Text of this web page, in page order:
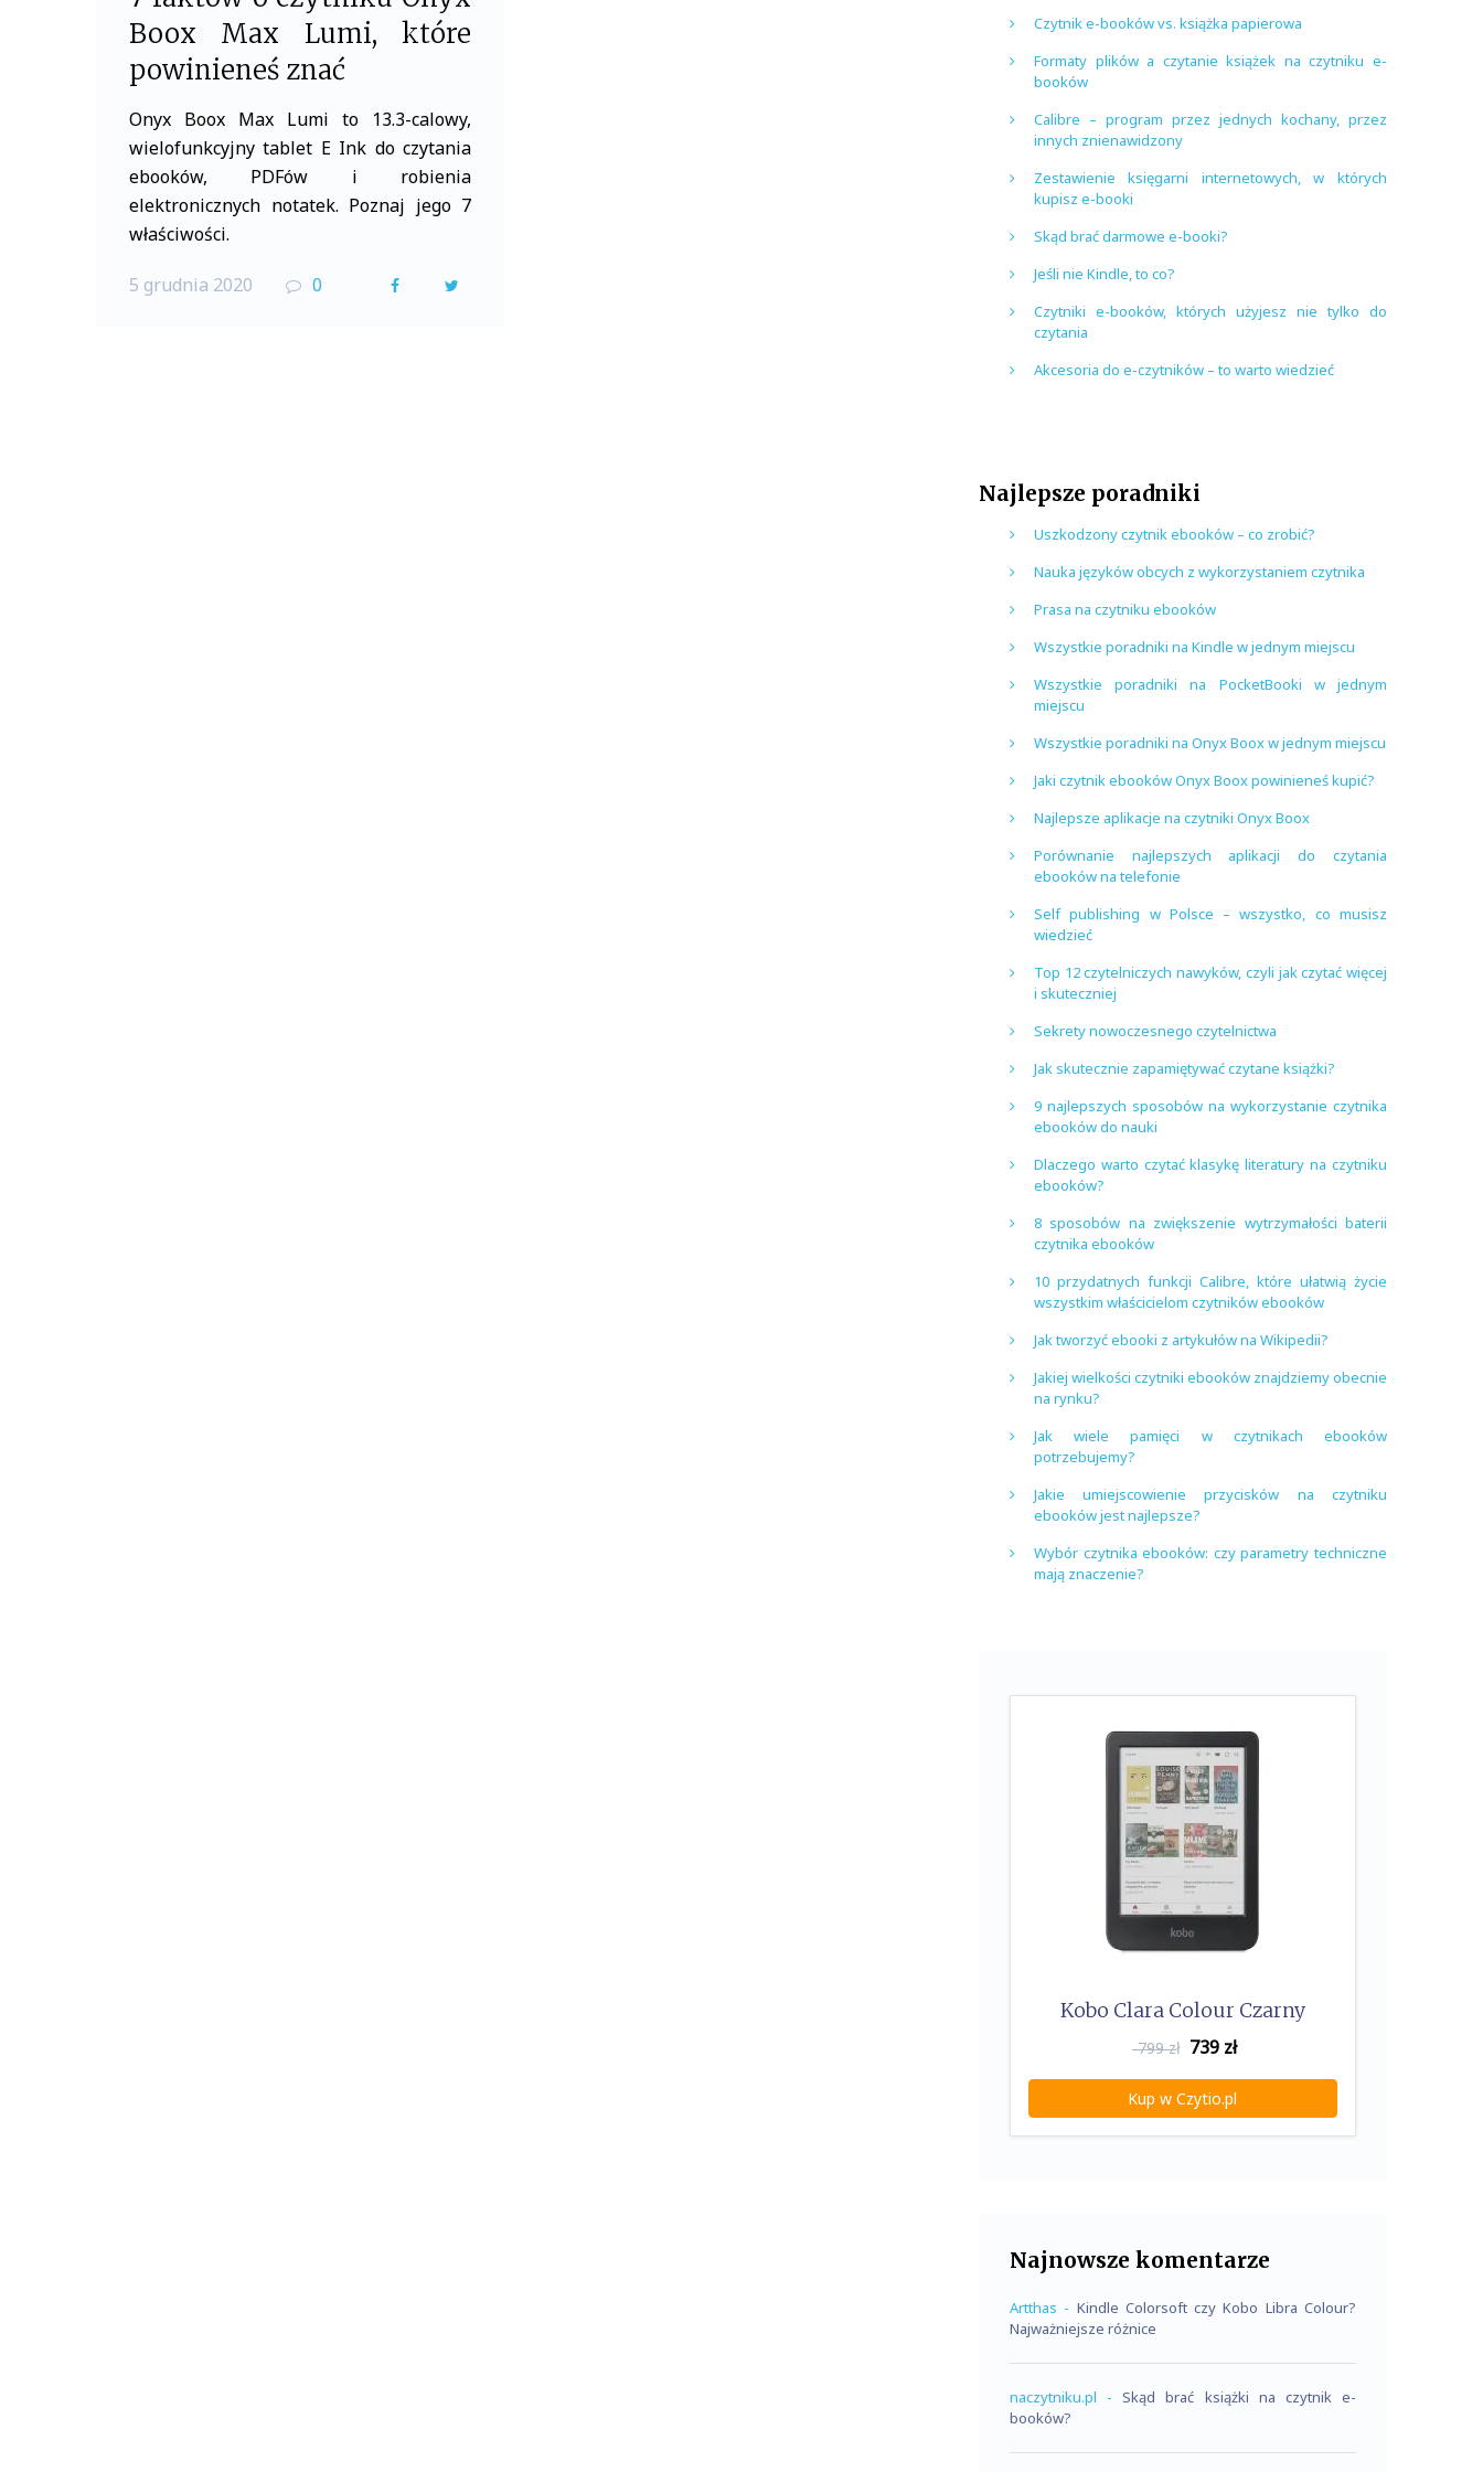
Boox Max Lumi, które
powinieneś znać
Onyx Boox Max Lumi to 13.3-calowy,
wielofunkcyjny tablet E Ink do czytania
ebooków, PDFów i robienia
elektronicznych notatek. Poznaj jego 7
właściwości.
5 grudnia 2020 0
F
Czytnik e-booków vs. książka papierowa
Formaty plików a czytanie książek na czytniku e-
booków
Calibre – program przez jednych kochany, przez
innych znienawidzony
Zestawienie księgarni internetowych, w których
kupisz e-booki
Skąd brać darmowe e-booki?
Jeśli nie Kindle, to co?
Czytniki e-booków, których użyjesz nie tylko do
czytania
Akcesoria do e-czytników – to warto wiedzieć
Najlepsze poradniki
Uszkodzony czytnik ebooków – co zrobić?
Nauka języków obcych z wykorzystaniem czytnika
Prasa na czytniku ebooków
Wszystkie poradniki na Kindle w jednym miejscu
Wszystkie poradniki na PocketBooki w jednym
miejscu
Wszystkie poradniki na Onyx Boox w jednym miejscu
Jaki czytnik ebooków Onyx Boox powinieneś kupić?
Najlepsze aplikacje na czytniki Onyx Boox
Porównanie najlepszych aplikacji do czytania
ebooków na telefonie
Self publishing w Polsce – wszystko, co musisz
wiedzieć
Top 12 czytelniczych nawyków, czyli jak czytać więcej
i skuteczniej
Sekrety nowoczesnego czytelnictwa
Jak skutecznie zapamiętywać czytane książki?
9 najlepszych sposobów na wykorzystanie czytnika
ebooków do nauki
Dlaczego warto czytać klasykę literatury na czytniku
ebooków?
8 sposobów na zwiększenie wytrzymałości baterii
czytnika ebooków
10 przydatnych funkcji Calibre, które ułatwią życie
wszystkim właścicielom czytników ebooków
Jak tworzyć ebooki z artykułów na Wikipedii?
Jakiej wielkości czytniki ebooków znajdziemy obecnie
na rynku?
Jak wiele pamięci w czytnikach ebooków
potrzebujemy?
Jakie umiejscowienie przycisków na czytniku
ebooków jest najlepsze?
Wybór czytnika ebooków: czy parametry techniczne
mają znaczenie?
Kobo Clara Colour Czarny
799 zł 739zł
Kup w Czytio.pl
Najnowsze komentarze
Artthas - Kindle Colorsoft czy Kobo Libra Colour?
Najważniejsze różnice
naczytniku.pl - Skąd brać książki na czytnik e-
booków?